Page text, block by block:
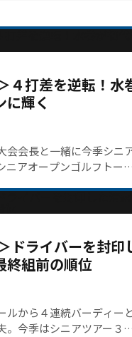
４打差を逆転！水
に輝く
会会長と一緒に今季シニ
ニアオープンゴルフトーナ
６バーディー・１ボギー
ダーでフィニッシュ。前
の４打差を逆転し、２０
来、５年ぶりのシニアツア
差の２位には、崎山武志
）が続いた。◇大会特集ペ
績は こちら＞＞◎最新
＞＞
ドライバーを封印
終組前の順位
ルから４連続バーディー
。今季はシニアツアー３戦